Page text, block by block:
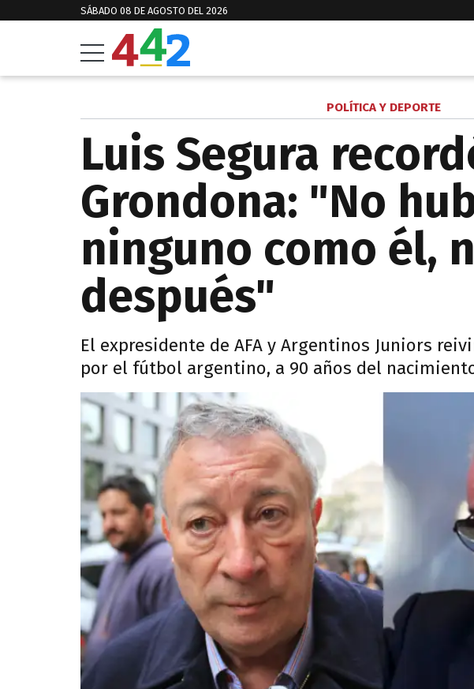
SÁBADO 08 DE AGOSTO DEL 2026
POLÍTICA Y DEPORTE
Luis Segura
Grondona: "No
ninguno como él,
después"
El expresidente de AFA y Argentinos Juniors
por el fútbol argentino, a 90 años del